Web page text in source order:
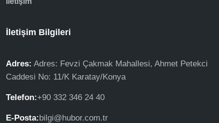
İletişim Bilgileri
Adres: Adres: Fevzi Çakmak Mahallesi, Ahmet Petekci
Caddesi No: 11/K Karatay/Konya
Telefon:+90 332 346 24 40
E-Posta:bilgi@hubor.com.tr